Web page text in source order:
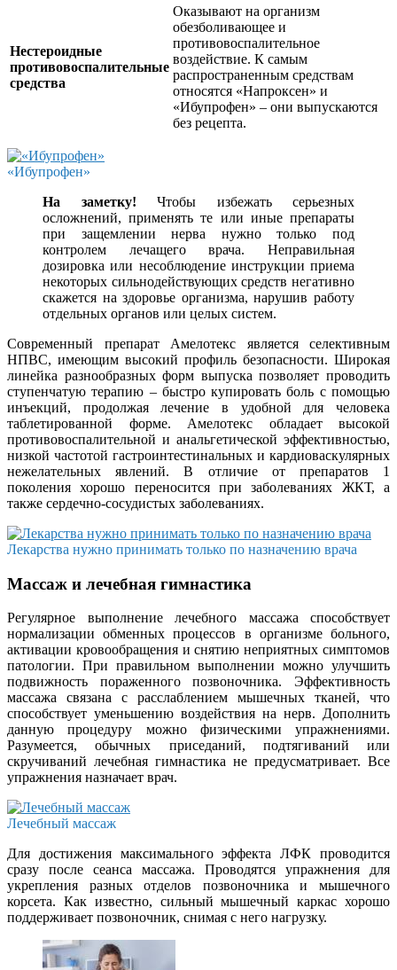
Нестероидные
противовоспалительные
средства
Оказывают на организм
обезболивающее и
противовоспалительное
воздействие. К самым
распространенным средствам
относятся «Напроксен» и
«Ибупрофен» – они выпускаются
без рецепта.
«Ибупрофен»
На заметку! Чтобы избежать серьезных
осложнений, применять те или иные препараты
при защемлении нерва нужно только под
контролем лечащего врача. Неправильная
дозировка или несоблюдение инструкции приема
некоторых сильнодействующих средств негативно
скажется на здоровье организма, нарушив работу
отдельных органов или целых систем.
Современный препарат Амелотекс является селективным
НПВС, имеющим высокий профиль безопасности. Широкая
линейка разнообразных форм выпуска позволяет проводить
ступенчатую терапию – быстро купировать боль с помощью
инъекций, продолжая лечение в удобной для человека
таблетированной форме. Амелотекс обладает высокой
противовоспалительной и анальгетической эффективностью,
низкой частотой гастроинтестинальных и кардиоваскулярных
нежелательных явлений. В отличие от препаратов 1
поколения хорошо переносится при заболеваниях ЖКТ, а
также сердечно-сосудистых заболеваниях.
Лекарства нужно принимать только по назначению врача
Массаж и лечебная гимнастика
Регулярное выполнение лечебного массажа способствует
нормализации обменных процессов в организме больного,
активации кровообращения и снятию неприятных симптомов
патологии. При правильном выполнении можно улучшить
подвижность пораженного позвоночника. Эффективность
массажа связана с расслаблением мышечных тканей, что
способствует уменьшению воздействия на нерв. Дополнить
данную процедуру можно физическими упражнениями.
Разумеется, обычных приседаний, подтягиваний или
скручиваний лечебная гимнастика не предусматривает. Все
упражнения назначает врач.
Лечебный массаж
Для достижения максимального эффекта ЛФК проводится
сразу после сеанса массажа. Проводятся упражнения для
укрепления разных отделов позвоночника и мышечного
корсета. Как известно, сильный мышечный каркас хорошо
поддерживает позвоночник, снимая с него нагрузку.